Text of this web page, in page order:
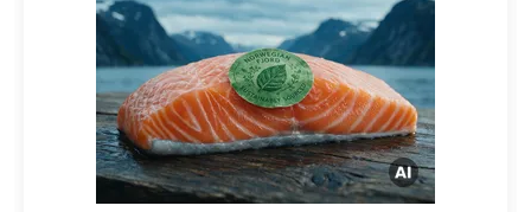
(Alemania) o por correo electrónico a
revoke@lumitos.com. Además, en cada correo
electrónico se incluye un enlace para anular la
suscripción al boletín informativo correspondiente.